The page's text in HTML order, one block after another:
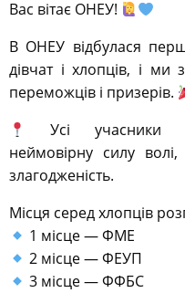
Вас вітає ОНЕУ!
В ОНЕУ відбулася
дівчат і хлопців, і ми
переможців і призерів.
Усі учасники
неймовірну силу
злагодженість.
Місця серед хлопців
1 місце — ФМЕ
2 місце — ФЕУП
3 місце — ФФБС